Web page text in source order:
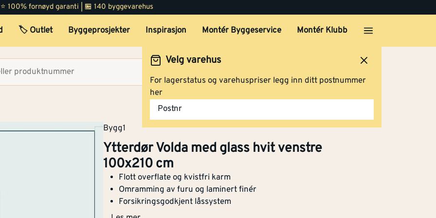
100% fornøyd garanti | 🏪 140 byggevarehus
🏷️ Outlet Byggeprosjekter Inspirasjon Montér Byggeservice Montér Klubb
Velg varehus
For lagerstatus og varehuspriser legg inn ditt postnummer
her
Postnr
Bygg1
Ytterdør Volda med glass hvit venstre
100x210 cm
Flott overflate og kvistfri karm
Omramming av furu og laminert finér
Forsikringsgodkjent låssystem